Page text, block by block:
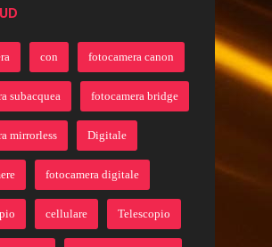
con fotocamera canon
subacquea fotocamera bridge
mirrorless Digitale
fotocamera digitale
cellulare Telescopio